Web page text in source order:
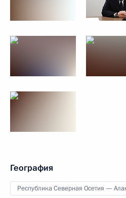
География
Республика Северная Осетия —